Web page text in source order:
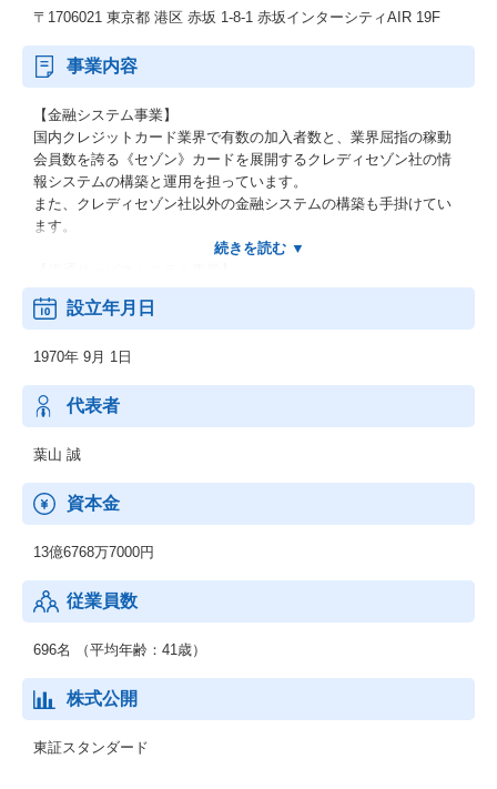
〒1706021 東京都 港区 赤坂 1-8-1 赤坂インターシティAIR 19F
事業内容
【金融システム事業】
国内クレジットカード業界で有数の加入者数と、業界屈指の稼動
会員数を誇る《セゾン》カードを展開するクレディセゾン社の情
報システムの構築と運用を担っています。
また、クレディセゾン社以外の金融システムの構築も手掛けてい
ます。
百貨店・量販店・ＦＣビジネス、専門店・外食・放送・通信等の
流通・サービス業界向けシステム構築・運用。
【パッケージソフト開発「ＨＵＬＦＴ（ハルフト）】
ＴＣＰ／ＩＰ企業内・企業間通信ミドルウェア。
ファイル転送ツールのデファクトスタンダード（業界標準）であ
り、国内シェアＮｏ．１を誇る。
データセンター事業。
グループ会社の（株）フェスと連携し、２４時間３６５日体制で
設立年月日
1970年 9月 1日
代表者
葉山 誠
資本金
13億6768万7000円
従業員数
696名 （平均年齢：41歳）
株式公開
東証スタンダード